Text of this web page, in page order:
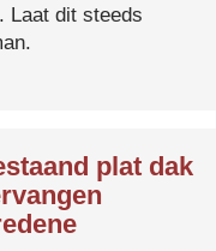
Laat dit steeds
plat dak